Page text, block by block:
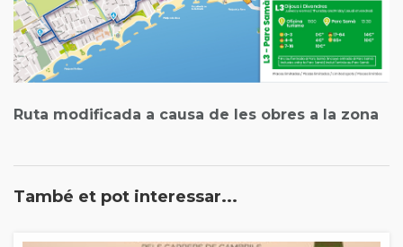
Ruta modificada a causa de les obres a la zona
També et pot interessar...